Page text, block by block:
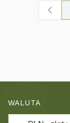
WALUTA